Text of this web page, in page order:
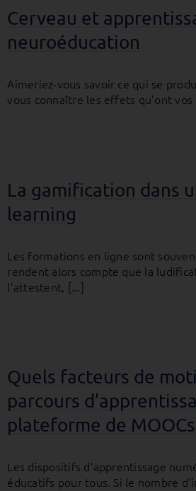
Cerveau et
neuroéducation
Aimeriez-vous savoir ce qui se
vous connaître les effets qu’ont
La gamification dans
learning
Les formations en ligne sont
rendent alors compte que la
l’attestent, [...]
Quels facteurs de
parcours
plateforme de MOOCs
Les dispositifs d’apprentissage
éducatifs pour tous. Si le nombre